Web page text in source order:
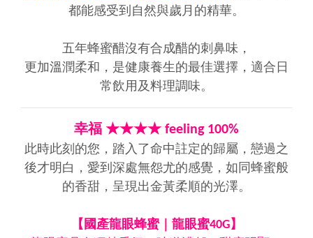
都能感受到自然與歲月的精華。
五年蜂蜜醋沒有合成醋的刺鼻味，
更加溫潤柔和，是健康養生的最佳選擇，適合日
常飲用及料理調味。
幸福 ★★★★ feeling 100%
此時此刻的您，踏入了命中註定的歸屬，戀過之
後才明白，愛到深處無怨尤的感覺，如同蜂蜜般
的香甜，呈現出金黃柔順的光澤。
【國產龍眼蜂蜜｜龍眼蜜40G】